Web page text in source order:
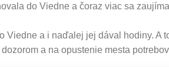
do Viedne a čoraz viac sa
Viedne a i naďalej jej dával hodiny. A
a na opustenie mesta